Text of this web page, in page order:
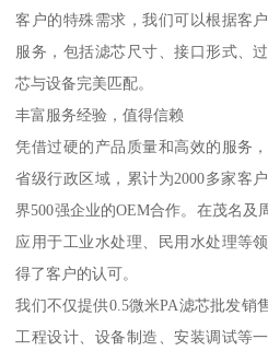
客户的特殊需求，我们可以根据客
服务，包括滤芯尺寸、接口形式、
芯与设备完美匹配。
丰富服务经验，值得信赖
凭借过硬的产品质量和高效的服务
省级行政区域，累计为2000多家客
界500强企业的OEM合作。在茂名及
应用于工业水处理、民用水处理等
得了客户的认可。
我们不仅提供0.5微米PA滤芯批发销
工程设计、设备制造、安装调试等